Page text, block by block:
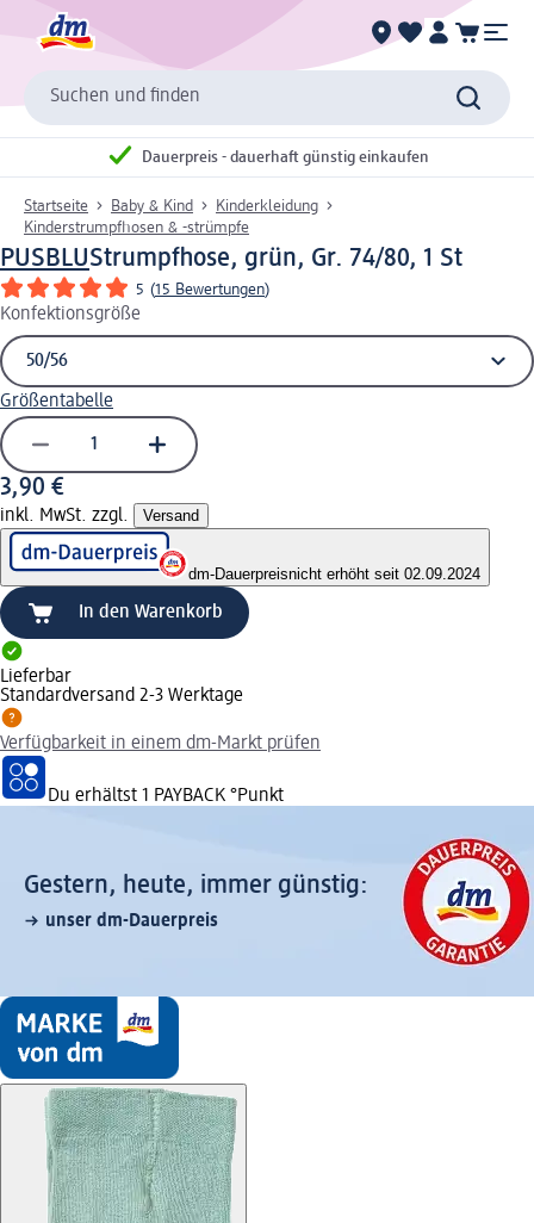
Suchen und finden
Dauerpreis - dauerhaft günstig einkaufen
Startseite Baby & Kind
Kinderkleidung
Kinderstrumpfhosen & -strümpfe
PUSBLUStrumpfhose, grün, Gr. 74/80, 1 St
5 (15 Bewertungen)
Konfektionsgröße
Größentabelle
3,90 €
inkl. MwSt. zzgl. Versand
dm-Dauerpreisnicht erhöht seit 02.09.2024
In den Warenkorb
Lieferbar
Standardversand 2-3 Werktage
Verfügbarkeit in einem dm-Markt prüfen
Du erhältst 1 PAYBACK °Punkt
Gestern, heute, immer günstig:
unser dm-Dauerpreis